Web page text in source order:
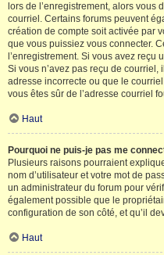
lors de l’enregistrement, alors vous
courriel. Certains forums peuvent
création de compte soit activée par
que vous puissiez vous connecter.
l’enregistrement. Si vous avez reçu
Si vous n’avez pas reçu de
adresse incorrecte ou que le
vous êtes sûr de l’adresse courriel
Haut
Pourquoi ne puis-je pas me
Plusieurs raisons pourraient
nom d’utilisateur et votre mot de
un administrateur du forum pour
également possible que le
configuration de son côté, et qu’il
Haut